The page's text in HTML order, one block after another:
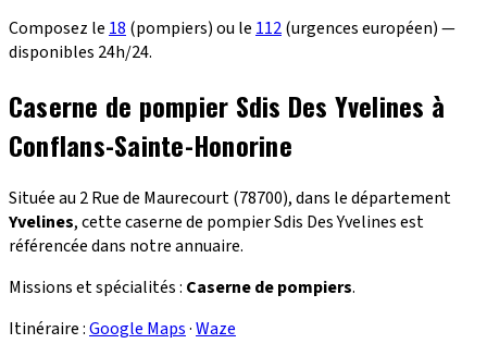
Composez le 18 (pompiers) ou le 112(urgences européen) —
disponibles 24h/24.
Caserne de pompier Sdis Des Yvelines à
Conflans-Sainte-Honorine
Située au 2 Rue de Maurecourt (78700), dans le département
Yvelines, cette caserne de pompier Sdis Des Yvelines est
référencée dans notre annuaire.
Missions et spécialités : Caserne de pompiers.
Itinéraire :Google Maps·Waze